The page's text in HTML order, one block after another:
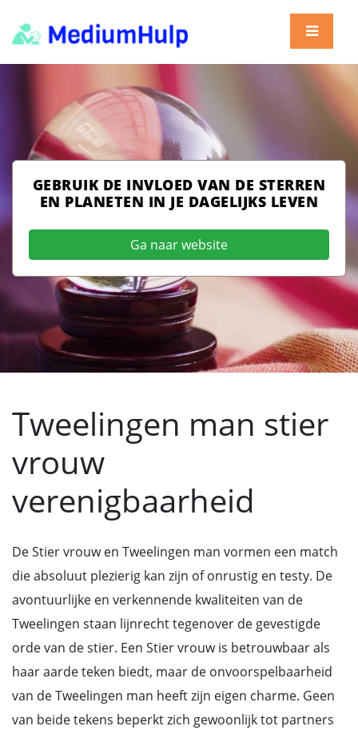
GEBRUIK DE INVLOED VAN DE STERREN
EN PLANETEN IN JE DAGELIJKS LEVEN
Ga naar website
Tweelingen man stier
vrouw
verenigbaarheid
De Stier vrouw en Tweelingen man vormen een match
die absoluut plezierig kan zijn of onrustig en testy. De
avontuurlijke en verkennende kwaliteiten van de
Tweelingen staan lijnrecht tegenover de gevestigde
orde van de stier. Een Stier vrouw is betrouwbaar als
haar aarde teken biedt, maar de onvoorspelbaarheid
van de Tweelingen man heeft zijn eigen charme. Geen
van beide tekens beperkt zich gewoonlijk tot partners